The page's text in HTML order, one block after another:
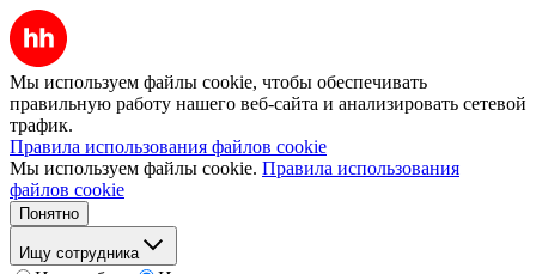
Мы используем файлы cookie, чтобы обеспечивать
правильную работу нашего веб-сайта и анализировать сетевой
трафик.
Правила использования файлов cookie
Мы используем файлы cookie. Правила использования
файлов cookie
Понятно
Ищу сотрудника